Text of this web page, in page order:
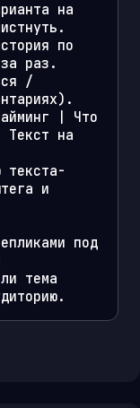
на
по
раз.
/
| Что
на
текста-
и
под
тема